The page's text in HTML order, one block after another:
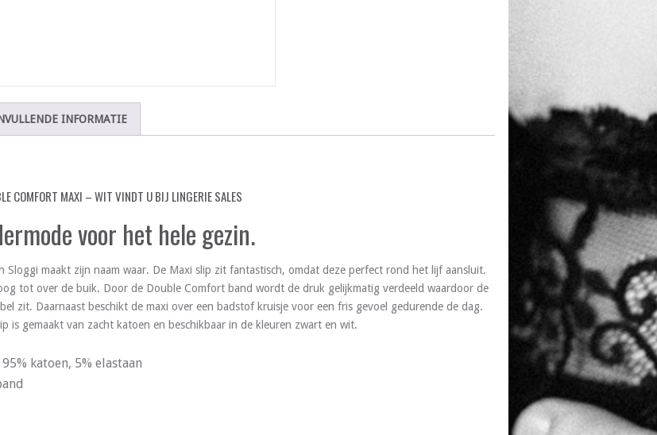
INFORMATIE
COMFORT MAXI – WIT VINDT U BIJ LINGERIE SALES
voor het hele gezin.
Sloggi maakt zijn naam waar. De Maxi slip zit fantastisch, omdat deze perfect rond het lijf aansluit.
tot over de buik. Door de Double Comfort band wordt de druk gelijkmatig verdeeld waardoor de
zit. Daarnaast beschikt de maxi over een badstof kruisje voor een fris gevoel gedurende de dag.
is gemaakt van zacht katoen en beschikbaar in de kleuren zwart en wit.
katoen, 5% elastaan